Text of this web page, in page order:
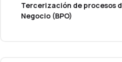
Tercerización de procesos
Negocio (BPO)